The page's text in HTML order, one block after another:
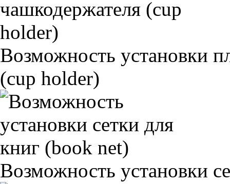
Возможность установки
(cup holder)
Возможность установки